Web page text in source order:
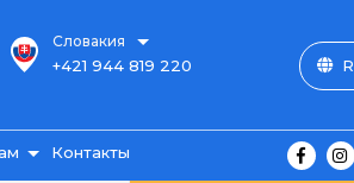
Словакия
+421 944 819 220
Контакты